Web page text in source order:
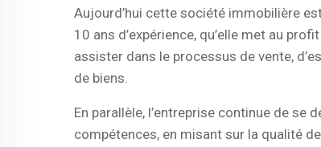
Aujourd’hui cette société immobilière
10 ans d’expérience, qu’elle met au
assister dans le processus de vente,
de biens.
En parallèle, l’entreprise continue de se
compétences, en misant sur la qualité